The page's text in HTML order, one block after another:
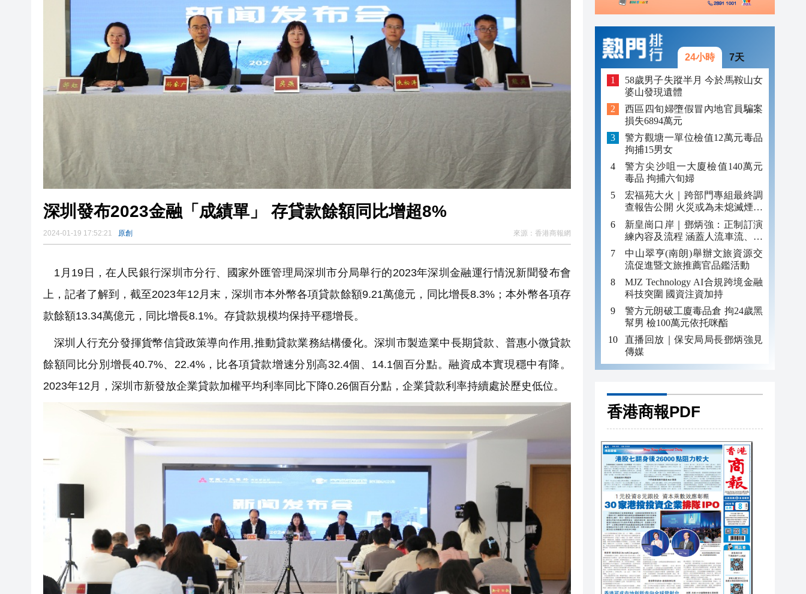
深圳發布2023金融「成績單」 存貸款餘額同比增超8%
2024-01-19 17:52:21 原創 來源： 香港商報網
1月19日，在人民銀行深圳市分行、國家外匯管理局深圳市分局舉行的2023年深圳金融運行情況新聞發布會
上，記者了解到，截至2023年12月末，深圳市本外幣各項貸款餘額9.21萬億元，同比增長8.3%；本外幣各項存
款餘額13.34萬億元，同比增長8.1%。存貸款規模均保持平穩增長。
深圳人行充分發揮貨幣信貸政策導向作用,推動貸款業務結構優化。深圳市製造業中長期貸款、普惠小微貸款
餘額同比分別增長40.7%、22.4%，比各項貸款增速分別高32.4個、14.1個百分點。融資成本實現穩中有降。
2023年12月，深圳市新發放企業貸款加權平均利率同比下降0.26個百分點，企業貸款利率持續處於歷史低位。
24小時 7天
58歲男子失蹤半月 今於馬鞍山女
婆山發現遺體
西區四旬婦墮假冒內地官員騙案
損失6894萬元
警方觀塘一單位檢值12萬元毒品
拘捕15男女
警方尖沙咀一大廈檢值140萬元
毒品 拘捕六旬婦
宏福苑大火｜跨部門專組最終調
查報告公開 火災或為未熄滅煙頭
引發
新皇崗口岸｜鄧炳強：正制訂演
練內容及流程 涵蓋人流車流、緊
急應變等
中山翠亨(南朗)舉辦文旅資源交
流促進暨文旅推薦官品鑑活動
MJZ Technology AI合規跨境金融
科技突圍 國資注資加持
警方元朗破工廈毒品倉 拘24歲黑
幫男 檢100萬元依托咪酯
直播回放｜保安局局長鄧炳強見
傳媒
香港商報PDF